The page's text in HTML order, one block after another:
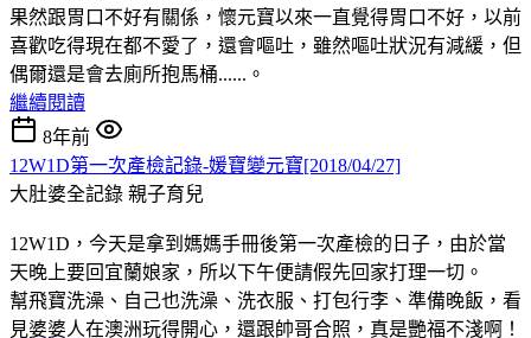
果然跟胃口不好有關係，懷元寶以來一直覺得胃口不好，以前
喜歡吃得現在都不愛了，還會嘔吐，雖然嘔吐狀況有減緩，但
偶爾還是會去廁所抱馬桶......。
繼續閱讀
8年前
12W1D第一次產檢記錄-媛寶變元寶[2018/04/27]
大肚婆全記錄 親子育兒
12W1D，今天是拿到媽媽手冊後第一次產檢的日子，由於當
天晚上要回宜蘭娘家，所以下午便請假先回家打理一切。
幫飛寶洗澡、自己也洗澡、洗衣服、打包行李、準備晚飯，看
見婆婆人在澳洲玩得開心，還跟帥哥合照，真是艷福不淺啊！